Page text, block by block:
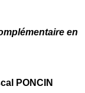
en
PONCIN